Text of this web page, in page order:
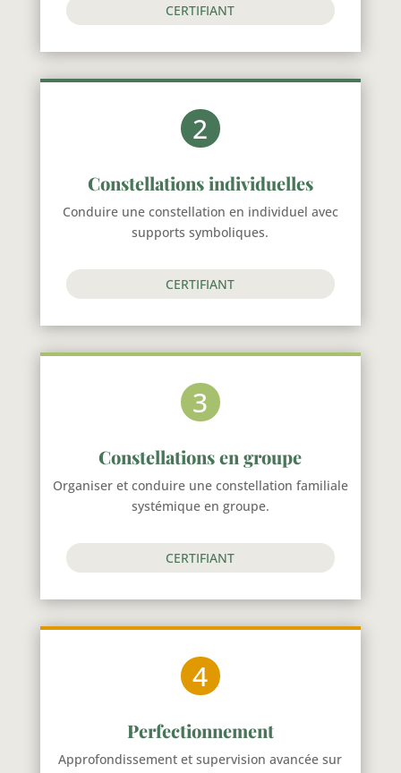
CERTIFIANT
2
Constellations individuelles
Conduire une constellation en individuel avec
supports symboliques.
CERTIFIANT
3
Constellations en groupe
Organiser et conduire une constellation familiale
systémique en groupe.
CERTIFIANT
4
Perfectionnement
Approfondissement et supervision avancée sur